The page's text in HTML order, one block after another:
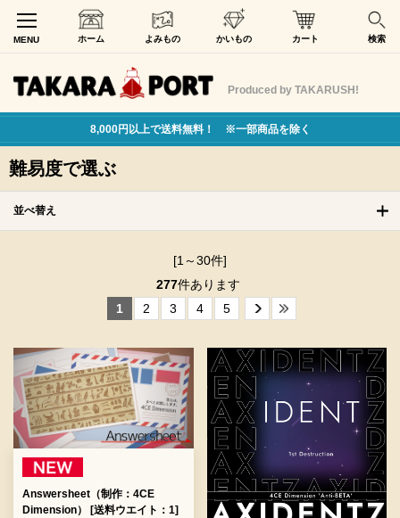
MENU ホーム よみもの かいもの カート 検索
Produced by TAKARUSH!
8,000円以上で送料無料！ ※一部商品を除く
難易度で選ぶ
並べ替え
[1～30件]
277件あります
1
2 3 4 5
Answersheet（制作：4CE
Dimension） [送料ウエイト：1]